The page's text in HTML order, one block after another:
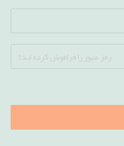
رمز عبور را فراموش کرده اید؟